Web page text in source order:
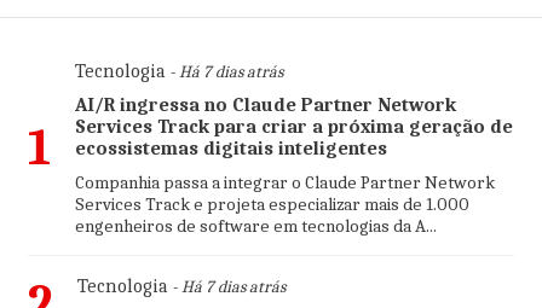
1
Tecnologia- Há 7 dias atrás
AI/R ingressa no Claude Partner Network
Services Track para criar a próxima geração de
ecossistemas digitais inteligentes
Companhia passa a integrar o Claude Partner Network
Services Track e projeta especializar mais de 1.000
engenheiros de software em tecnologias da A...
Tecnologia- Há 7 dias atrás